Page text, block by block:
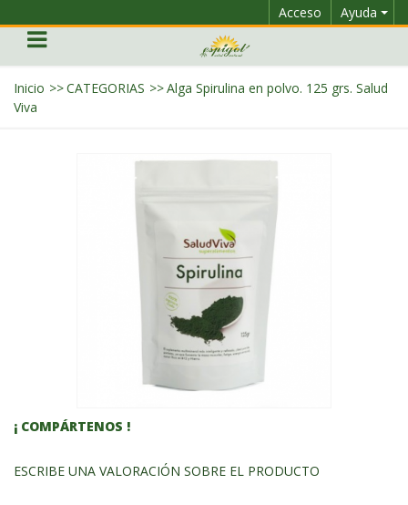
Ayuda
Acceso
Inicio >>CATEGORIAS >>Alga Spirulina en polvo. 125 grs. Salud
Viva
¡ COMPÁRTENOS !
ESCRIBE UNA VALORACIÓN SOBRE EL PRODUCTO